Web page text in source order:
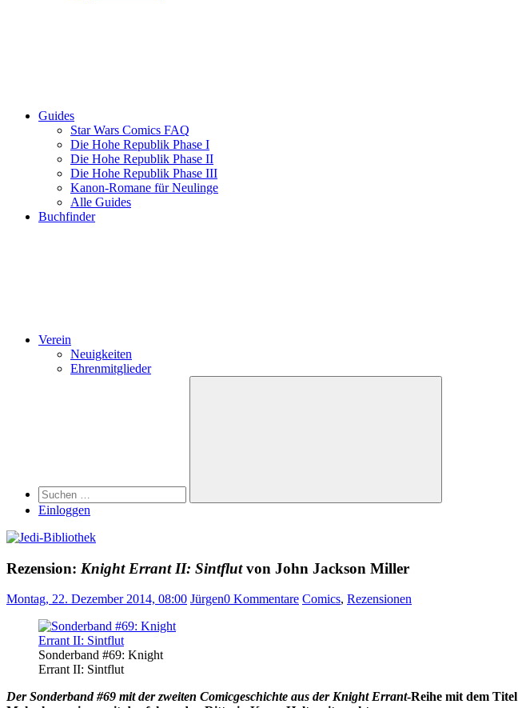
Guides
Star Wars Comics FAQ
Die Hohe Republik Phase I
Die Hohe Republik Phase II
Die Hohe Republik Phase III
Kanon-Romane für Neulinge
Alle Guides
Buchfinder
Verein
Neuigkeiten
Ehrenmitglieder
Suchen
Einloggen
Rezension: Knight Errant II: Sintflutvon John Jackson Miller
Montag, 22. Dezember 2014, 08:00 Jürgen0 Kommentare Comics, Rezensionen
Sonderband #69: Knight
Errant II: Sintflut
Der Sonderband #69 mit der zweiten Comicgeschichte aus derKnight Errant-Reihe mit dem Titel